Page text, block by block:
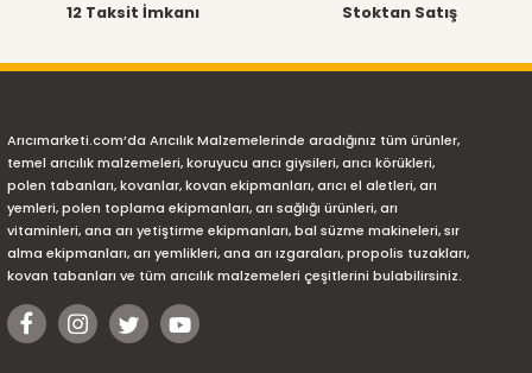
12 Taksit İmkanı Stoktan Satış
Arıcımarketi.com’da Arıcılık Malzemelerinde aradığınız tüm ürünler,
temel arıcılık malzemeleri, koruyucu arıcı giysileri, arıcı körükleri,
polen tabanları, kovanlar, kovan ekipmanları, arıcı el aletleri, arı
yemleri, polen toplama ekipmanları, arı sağlığı ürünleri, arı
vitaminleri, ana arı yetiştirme ekipmanları, bal süzme makineleri, sır
alma ekipmanları, arı yemlikleri, ana arı ızgaraları, propolis tuzakları,
kovan tabanları ve tüm arıcılık malzemeleri çeşitlerini bulabilirsiniz.